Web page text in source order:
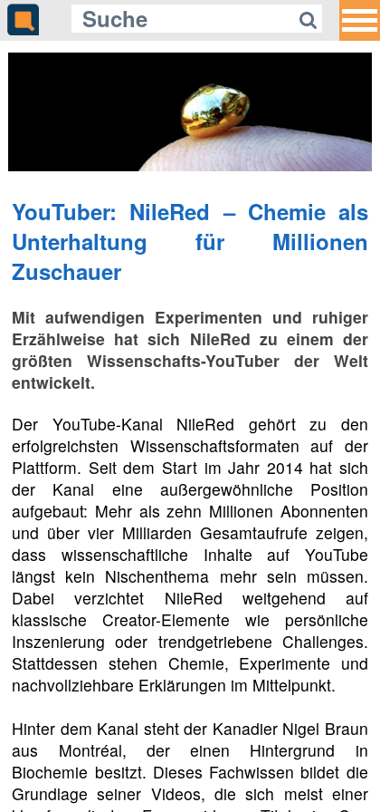
YouTuber: NileRed – Chemie als
Unterhaltung für Millionen
Zuschauer
Mit aufwendigen Experimenten und ruhiger
Erzählweise hat sich NileRed zu einem der
größten Wissenschafts-YouTuber der Welt
entwickelt.
Der YouTube-Kanal NileRed gehört zu den
erfolgreichsten Wissenschaftsformaten auf der
Plattform. Seit dem Start im Jahr 2014 hat sich
der Kanal eine außergewöhnliche Position
aufgebaut: Mehr als zehn Millionen Abonnenten
und über vier Milliarden Gesamtaufrufe zeigen,
dass wissenschaftliche Inhalte auf YouTube
längst kein Nischenthema mehr sein müssen.
Dabei verzichtet NileRed weitgehend auf
klassische Creator-Elemente wie persönliche
Inszenierung oder trendgetriebene Challenges.
Stattdessen stehen Chemie, Experimente und
nachvollziehbare Erklärungen im Mittelpunkt.
Hinter dem Kanal steht der Kanadier Nigel Braun
aus Montréal, der einen Hintergrund in
Biochemie besitzt. Dieses Fachwissen bildet die
Grundlage seiner Videos, die sich meist einer